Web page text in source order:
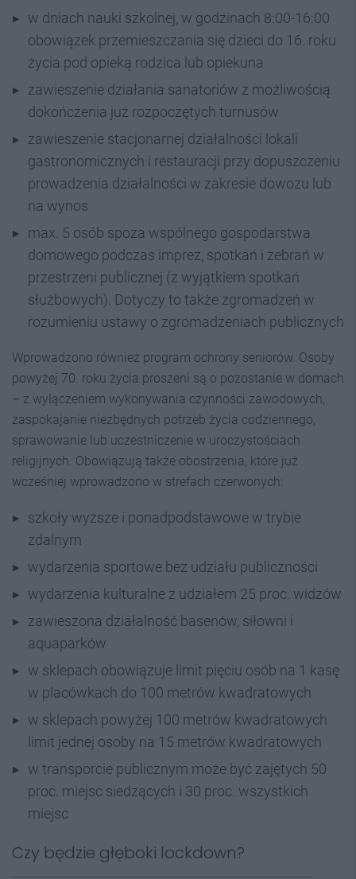
w dniach nauki szkolnej, w godzinach 8:00-16:00
obowiązek przemieszczania się dzieci do 16. roku
życia pod opieką rodzica lub opiekuna
zawieszenie działania sanatoriów z możliwością
dokończenia już rozpoczętych turnusów
zawieszenie stacjonarnej działalności lokali
gastronomicznych i restauracji przy dopuszczeniu
prowadzenia działalności w zakresie dowozu lub
na wynos
max. 5 osób spoza wspólnego gospodarstwa
domowego podczas imprez, spotkań i zebrań w
przestrzeni publicznej (z wyjątkiem spotkań
służbowych). Dotyczy to także zgromadzeń w
rozumieniu ustawy o zgromadzeniach publicznych
Wprowadzono również program ochrony seniorów. Osoby
powyżej 70. roku życia proszeni są o pozostanie w domach
– z wyłączeniem wykonywania czynności zawodowych,
zaspokajanie niezbędnych potrzeb życia codziennego,
sprawowanie lub uczestniczenie w uroczystościach
religijnych. Obowiązują także obostrzenia, które już
wcześniej wprowadzono w strefach czerwonych:
szkoły wyższe i ponadpodstawowe w trybie
zdalnym
wydarzenia sportowe bez udziału publiczności
wydarzenia kulturalne z udziałem 25 proc. widzów
zawieszona działalność basenów, siłowni i
aquaparków
w sklepach obowiązuje limit pięciu osób na 1 kasę
w placówkach do 100 metrów kwadratowych
w sklepach powyżej 100 metrów kwadratowych
limit jednej osoby na 15 metrów kwadratowych
w transporcie publicznym może być zajętych 50
proc. miejsc siedzących i 30 proc. wszystkich
miejsc
Czy będzie głęboki lockdown?